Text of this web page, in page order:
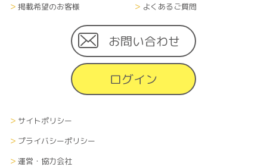
掲載希望のお客様
よくあるご質問
お問い合わせ
ログイン
サイトポリシー
プライバシーポリシー
運営・協力会社